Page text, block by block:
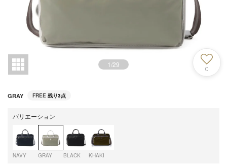
1/29
0
GRAY FREE 残り3点
バリエーション
NAVY GRAY BLACK KHAKI